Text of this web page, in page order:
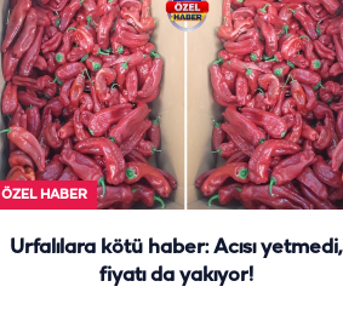
ÖZEL HABER
Urfalılara kötü haber: Acısı yetmedi,
fiyatı da yakıyor!